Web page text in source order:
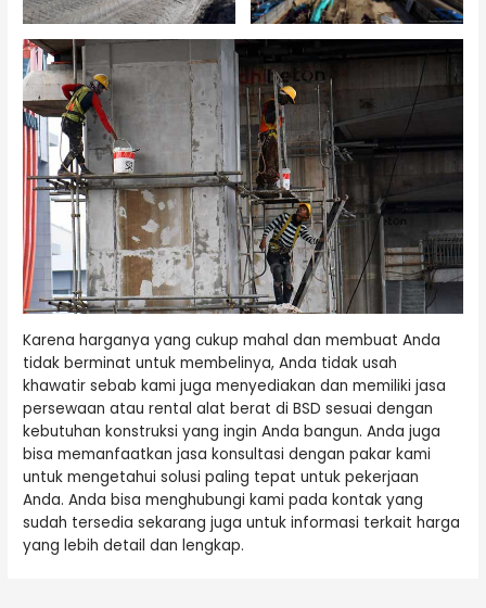
Karena harganya yang cukup mahal dan membuat Anda
tidak berminat untuk membelinya, Anda tidak usah
khawatir sebab kami juga menyediakan dan memiliki jasa
persewaan atau rental alat berat di BSD sesuai dengan
kebutuhan konstruksi yang ingin Anda bangun. Anda juga
bisa memanfaatkan jasa konsultasi dengan pakar kami
untuk mengetahui solusi paling tepat untuk pekerjaan
Anda. Anda bisa menghubungi kami pada kontak yang
sudah tersedia sekarang juga untuk informasi terkait harga
yang lebih detail dan lengkap.